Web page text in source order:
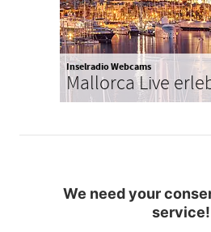
Inselradio Webcams
Mallorca Live
We need your
service!